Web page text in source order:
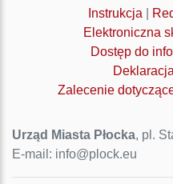
Instrukcja
Elektroniczna
Dostęp do
Zalecenie
Urząd Miasta Płocka, pl.
E-mail: info@plock.eu